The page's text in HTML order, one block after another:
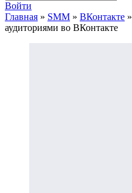
Войти
Главная » SMM » ВКонтакте »
аудиториями во ВКонтакте